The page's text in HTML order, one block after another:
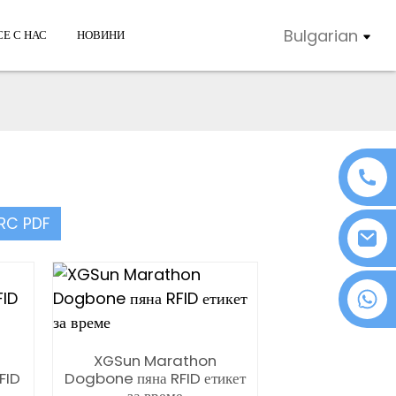
С НАС НОВИНИ Bulgarian
+86 18076372139
PDF
XGSun Marathon
Dogbone пяна RFID етикет